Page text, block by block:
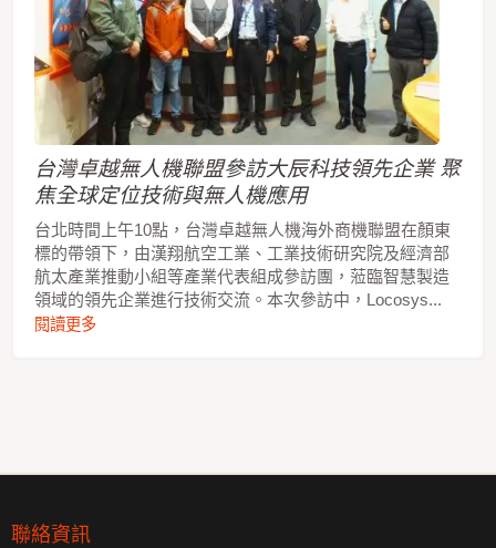
台灣卓越無人機聯盟參訪大辰科技領先企業 聚
焦全球定位技術與無人機應用
台北時間上午10點，台灣卓越無人機海外商機聯盟在顏東
標的帶領下，由漢翔航空工業、工業技術研究院及經濟部
航太產業推動小組等產業代表組成參訪團，蒞臨智慧製造
領域的領先企業進行技術交流。本次參訪中，Locosys...
閱讀更多
聯絡資訊